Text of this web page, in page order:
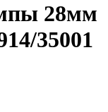
28мм
35001